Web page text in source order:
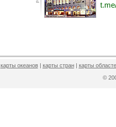
карты океанов| карты стран| карты
©